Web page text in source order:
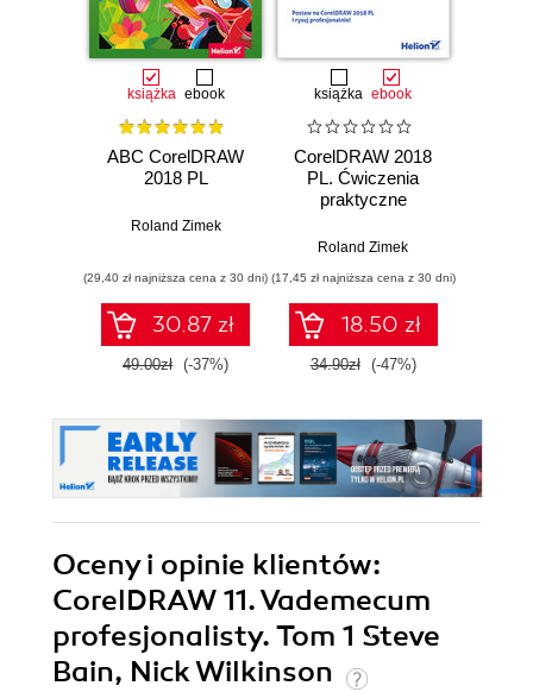
książka ebook
ABC CorelDRAW
2018 PL
Roland Zimek
(29,40 zł najniższa cena z 30 dni)
30.87 zł
49.00zł (-37%)
książka ebook
CorelDRAW 2018
PL. Ćwiczenia
praktyczne
Roland Zimek
(17,45 zł najniższa cena z 30 dni)
18.50 zł
34.90zł (-47%)
Oceny i opinie klientów:
CorelDRAW 11. Vademecum
profesjonalisty. Tom 1 Steve
Bain, Nick Wilkinson